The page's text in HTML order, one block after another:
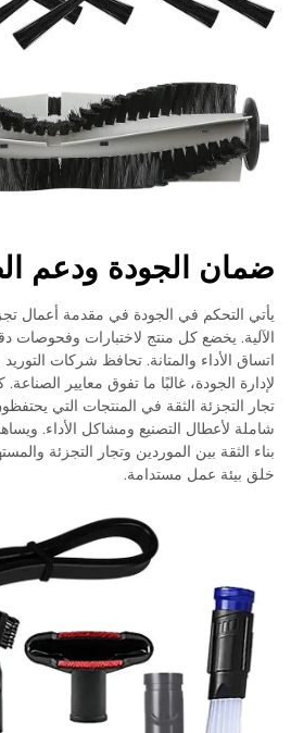
ضمان الجودة ودعم
يأتي التحكم في الجودة في مقدمة أعمال
الآلية. يخضع كل منتج لاختبارات وفحوصات
اتساق الأداء والمتانة. تحافظ شركات
لإدارة الجودة، غالبًا ما تفوق معايير
تجار التجزئة الثقة في المنتجات التي
شاملة لأعطال التصنيع ومشاكل الأداء.
بناء الثقة بين الموردين وتجار التجزئة
خلق بيئة عمل مستدامة.